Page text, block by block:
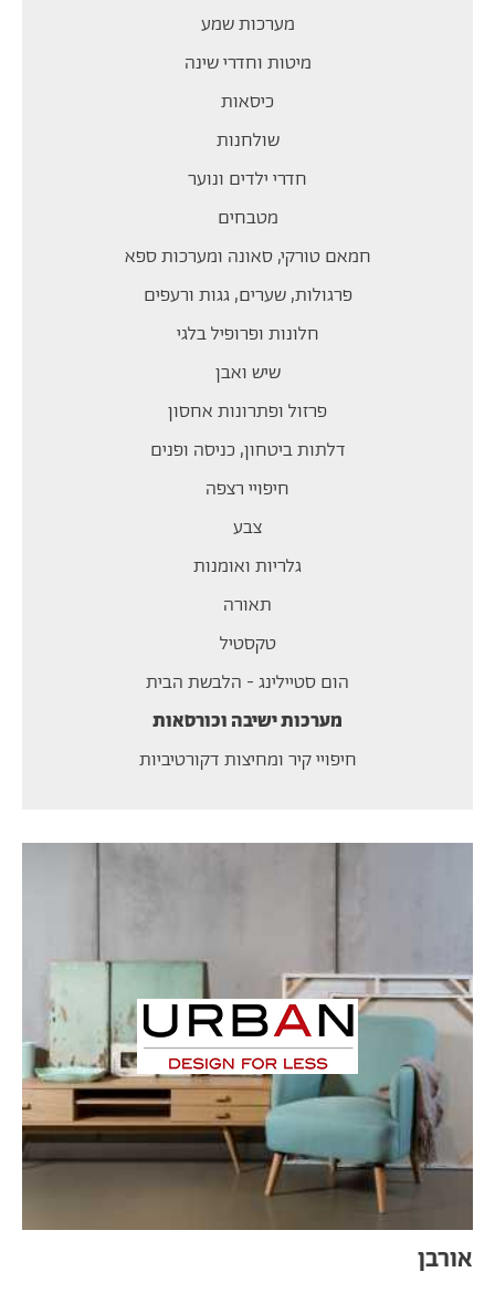
מערכות שמע
מיטות וחדרי שינה
כיסאות
שולחנות
חדרי ילדים ונוער
מטבחים
חמאם טורקי, סאונה ומערכות ספא
פרגולות, שערים, גגות ורעפים
חלונות ופרופיל בלגי
שיש ואבן
פרזול ופתרונות אחסון
דלתות ביטחון, כניסה ופנים
חיפויי רצפה
צבע
גלריות ואומנות
תאורה
טקסטיל
הום סטיילינג - הלבשת הבית
מערכות ישיבה וכורסאות
חיפויי קיר ומחיצות דקורטיביות
אורבן